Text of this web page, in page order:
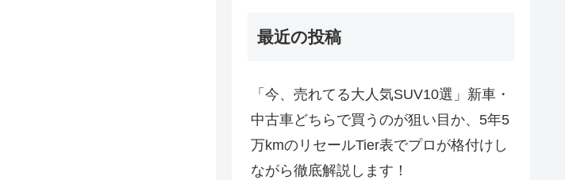
最近の投稿
「今、売れてる大人気SUV10選」新車・
中古車どちらで買うのが狙い目か、5年5
万kmのリセールTier表でプロが格付けし
ながら徹底解説します！